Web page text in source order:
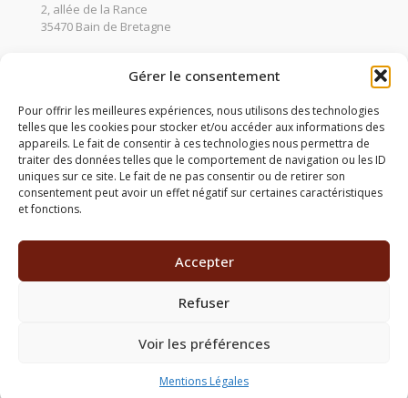
Gérer le consentement
Pour offrir les meilleures expériences, nous utilisons des technologies
telles que les cookies pour stocker et/ou accéder aux informations des
appareils. Le fait de consentir à ces technologies nous permettra de
traiter des données telles que le comportement de navigation ou les ID
uniques sur ce site. Le fait de ne pas consentir ou de retirer son
consentement peut avoir un effet négatif sur certaines caractéristiques
et fonctions.
Accepter
Refuser
Voir les préférences
Mentions Légales
2, allée de la Rance
35470 Bain de Bretagne
Suivez-nous
réservés |Mentions Légales.